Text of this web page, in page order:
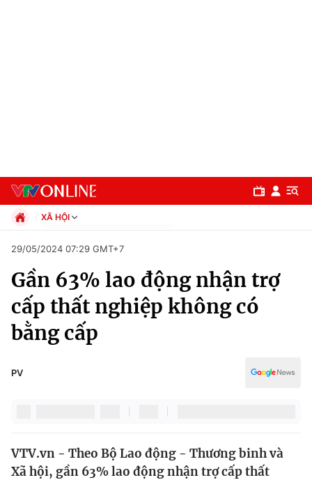
Chuyên mục
Chính trị
XÃ HỘI
Xã hội
Pháp luật
Kinh tế
Thể thao
Truyền hình
Văn hóa - Giải trí
29/05/2024 07:29 GMT+7
Gần 63% lao động nhận trợ
cấp thất nghiệp không có
bằng cấp
PV
VTV.vn - Theo Bộ Lao động - Thương binh và
Xã hội, gần 63% lao động nhận trợ cấp thất